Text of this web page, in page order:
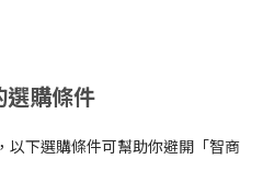
選購條件
以下選購條件可幫助你避開「智商